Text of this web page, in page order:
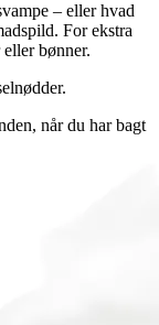
– eller hvad
For ekstra
bønner.
når du har bagt